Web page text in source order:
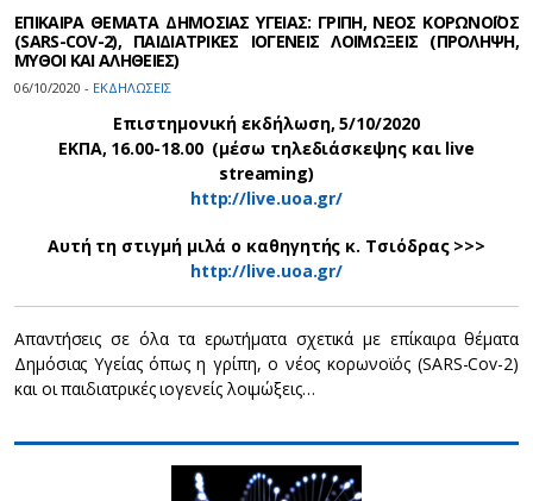
ΕΠΙΚΑΙΡΑ ΘΕΜΑΤΑ ΔΗΜΟΣΙΑΣ ΥΓΕΙΑΣ: ΓΡΙΠΗ, ΝΕΟΣ ΚΟΡΩΝΟΪΟΣ
(SARS-COV-2), ΠΑΙΔΙΑΤΡΙΚΕΣ ΙΟΓΕΝΕΙΣ ΛΟΙΜΩΞΕΙΣ (ΠΡΟΛΗΨΗ,
ΜΥΘΟΙ ΚΑΙ ΑΛΗΘΕΙΕΣ)
06/10/2020 - ΕΚΔΗΛΩΣΕΙΣ
Επιστημονική εκδήλωση, 5/10/2020
ΕΚΠΑ, 16.00-18.00 (μέσω τηλεδιάσκεψης και live
streaming)
http://live.uoa.gr/
Αυτή τη στιγμή μιλά ο καθηγητής κ. Τσιόδρας >>>
http://live.uoa.gr/
Απαντήσεις σε όλα τα ερωτήματα σχετικά με επίκαιρα θέματα
Δημόσιας Υγείας όπως η γρίπη, ο νέος κορωνοϊός (SARS-Cov-2)
και οι παιδιατρικές ιογενείς λοιμώξεις…